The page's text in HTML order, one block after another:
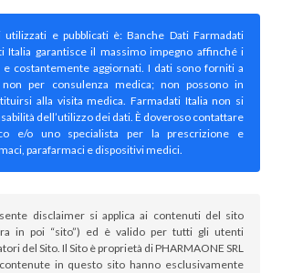
e pubblicati è: Banche Dati Farmadati
Italia garantisce il massimo impegno affinché i
e costantemente aggiornati. I dati sono forniti a
non per consulenza medica; non possono in
alla visita medica. Farmadati Italia non si
dell’utilizzo dei dati. È doveroso contattare
e/o uno specialista per la prescrizione e
parafarmaci e dispositivi medici.
disclaimer si applica ai contenuti del sito
in poi “sito”) ed è valido per tutti gli utenti
del Sito. Il Sito è proprietà di PHARMAONE SRL
in questo sito hanno esclusivamente